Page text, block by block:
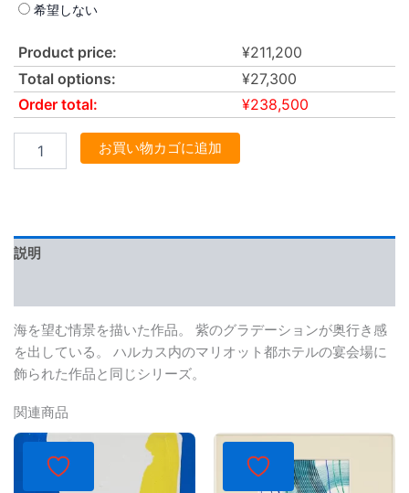
希望しない
Product price: ¥211,200
Total options:
¥27,300
Order total:
¥238,500
お買い物カゴに追加
説明
海を望む情景を描いた作品。 紫のグラデーションが奥行き感
を出している。 ハルカス内のマリオット都ホテルの宴会場に
飾られた作品と同じシリーズ。
関連商品